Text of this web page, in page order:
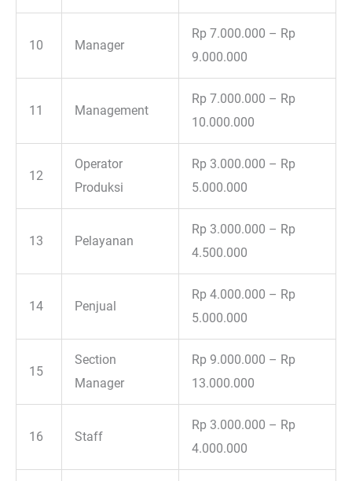
10 Manager
Rp 7.000.000 – Rp
9.000.000
11 Management
Rp 7.000.000 – Rp
10.000.000
12
Operator
Produksi
Rp 3.000.000 – Rp
5.000.000
13 Pelayanan
Rp 3.000.000 – Rp
4.500.000
14 Penjual
Rp 4.000.000 – Rp
5.000.000
15
Section
Manager
Rp 9.000.000 – Rp
13.000.000
16 Staff
Rp 3.000.000 – Rp
4.000.000